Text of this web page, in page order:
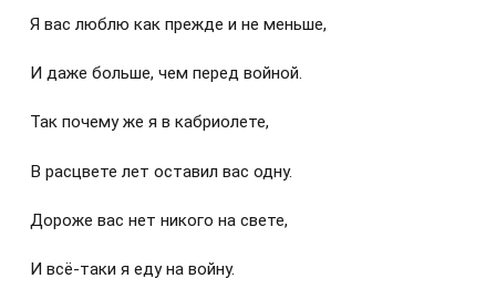
Я вас люблю как прежде и не меньше,
И даже больше, чем перед войной.
Так почему же я в кабриолете,
В расцвете лет оставил вас одну.
Дороже вас нет никого на свете,
И всё-таки я еду на войну.